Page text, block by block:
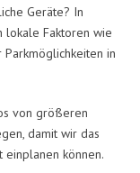
Geräte? In
lokale Faktoren wie
in
von größeren
damit wir das
einplanen können.